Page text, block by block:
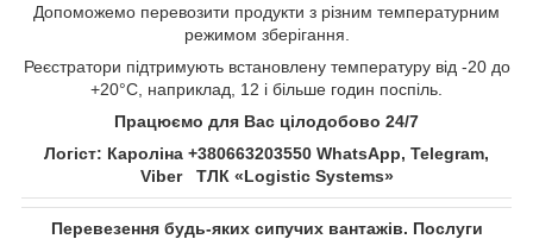
Допоможемо перевозити продукти з різним температурним
режимом зберігання.
Реєстратори підтримують встановлену температуру від -20 до
+20°С, наприклад, 12 і більше годин поспіль.
Працюємо для Вас цілодобово 24/7
Логіст: Кароліна +380663203550 WhatsApp, Telegram,
Viber ТЛК «Logistic Systems»
Перевезення будь-яких сипучих вантажів. Послуги